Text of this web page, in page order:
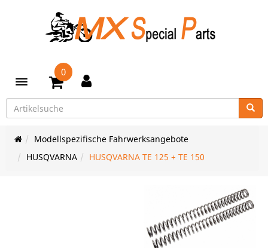
Toggle navigation
0
Modellspezifische Fahrwerksangebote
HUSQVARNA
HUSQVARNA TE 125 + TE 150